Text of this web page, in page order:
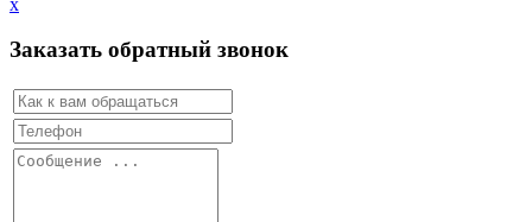
Заказать обратный звонок